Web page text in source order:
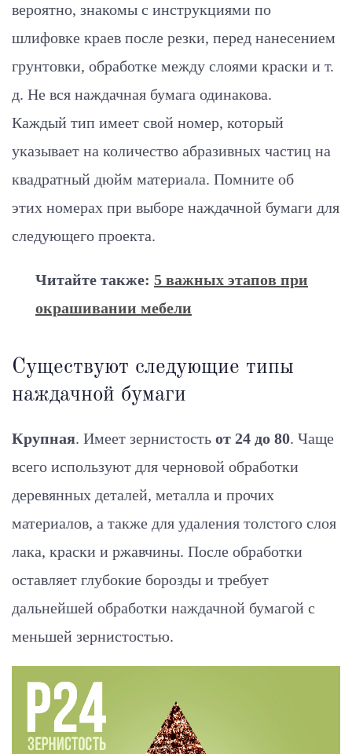
вероятно, знакомы с инструкциями по
шлифовке краев после резки, перед нанесением
грунтовки, обработке между слоями краски и т.
д. Не вся наждачная бумага одинакова.
Каждый тип имеет свой номер, который
указывает на количество абразивных частиц на
квадратный дюйм материала. Помните об
этих номерах при выборе наждачной бумаги для
следующего проекта.
Читайте также: 5 важных этапов при
окрашивании мебели
Существуют следующие типы
наждачной бумаги
Крупная. Имеет зернистость от 24 до 80. Чаще
всего используют для черновой обработки
деревянных деталей, металла и прочих
материалов, а также для удаления толстого слоя
лака, краски и ржавчины. После обработки
оставляет глубокие борозды и требует
дальнейшей обработки наждачной бумагой с
меньшей зернистостью.